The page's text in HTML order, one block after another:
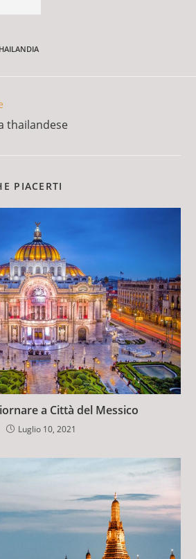
thailandese
PIACERTI
a Città del Messico
Luglio 10, 2021